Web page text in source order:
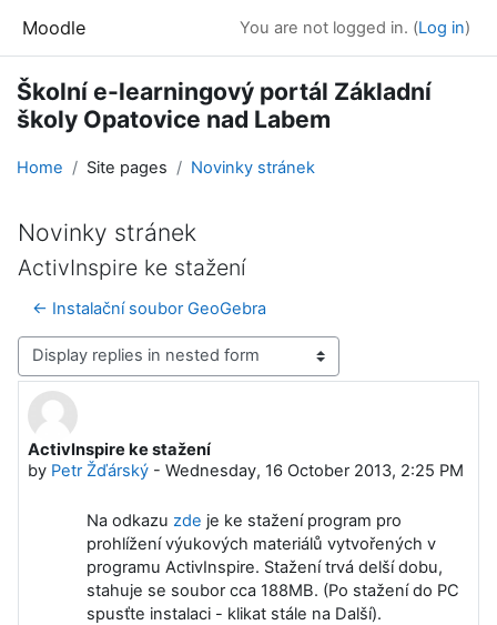
Moodle You are not logged in. (Log in)
Školní e-learningový portál Základní
školy Opatovice nad Labem
Home Site pages Novinky stránek
Novinky stránek
ActivInspire ke stažení
← Instalační soubor GeoGebra
Display mode
ActivInspire ke stažení
by Petr Žďárský - Wednesday, 16 October 2013, 2:25 PM
Number of replies: 0
Na odkazu zde je ke stažení program pro
prohlížení výukových materiálů vytvořených v
programu ActivInspire. Stažení trvá delší dobu,
stahuje se soubor cca 188MB. (Po stažení do PC
spusťte instalaci - klikat stále na Další).